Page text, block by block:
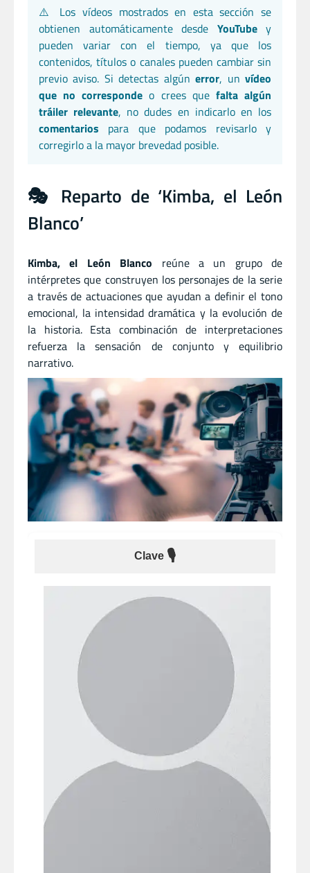
⚠️ Los vídeos mostrados en esta sección se
obtienen automáticamente desde YouTubey
pueden variar con el tiempo, ya que los
contenidos, títulos o canales pueden cambiar sin
previo aviso. Si detectas algúnerror, unvídeo
que no corresponde o crees que falta algún
tráiler relevante, no dudes en indicarlo en los
comentarios para que podamos revisarlo y
corregirlo a la mayor brevedad posible.
🎭 Reparto de ‘Kimba, el León
Blanco’
Kimba, el León Blanco reúne a un grupo de
intérpretes que construyen los personajes de la serie
a través de actuaciones que ayudan a definir el tono
emocional, la intensidad dramática y la evolución de
la historia. Esta combinación de interpretaciones
refuerza la sensación de conjunto y equilibrio
narrativo.
Clave 🎙